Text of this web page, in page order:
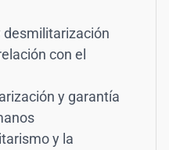
con el
y garantía
y la